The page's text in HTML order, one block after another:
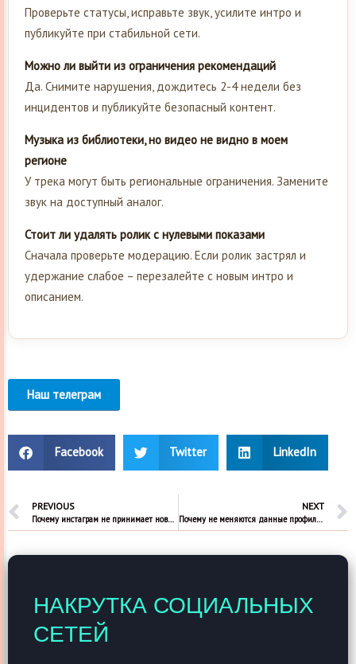
Проверьте статусы, исправьте звук, усилите интро и
публикуйте при стабильной сети.
Можно ли выйти из ограничения рекомендаций
Да. Снимите нарушения, дождитесь 2-4 недели без
инцидентов и публикуйте безопасный контент.
Музыка из библиотеки, но видео не видно в моем
регионе
У трека могут быть региональные ограничения. Замените
звук на доступный аналог.
Стоит ли удалять ролик с нулевыми показами
Сначала проверьте модерацию. Если ролик застрял и
удержание слабое – перезалейте с новым интро и
описанием.
Наш телеграм
Facebook Twitter LinkedIn
PREVIOUS
Почему инстаграм не принимает новый пароль
NEXT
Почему не меняются данные профиля в Инстаграм
НАКРУТКА СОЦИАЛЬНЫХ
СЕТЕЙ